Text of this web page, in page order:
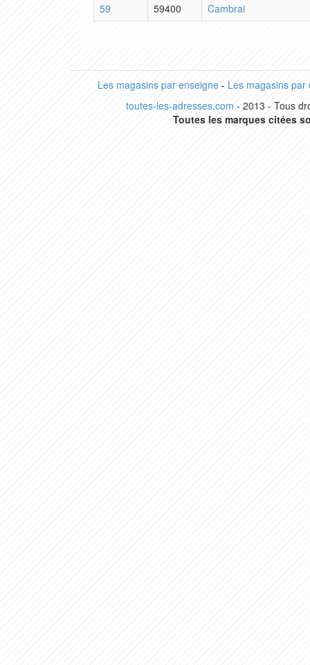
59
59400 Cambrai
Les magasins par enseigne- Les magasins par
toutes-les-adresses.com - 2013 - Tous
Toutes les marques citées